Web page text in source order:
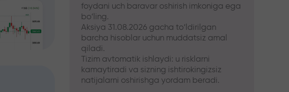
foydani uch baravar oshirish imkoniga ega
bo‘ling.
Aksiya 31.08.2026 gacha to‘ldirilgan
barcha hisoblar uchun muddatsiz amal
qiladi.
Tizim avtomatik ishlaydi: u risklarni
kamaytiradi va sizning ishtirokingizsiz
natijalarni oshirishga yordam beradi.